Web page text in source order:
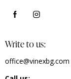
Write to us:
office@vinexbg.com